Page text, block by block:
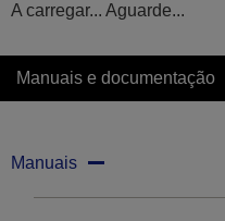
A carregar... Aguarde...
Manuais e documentação
Manuais